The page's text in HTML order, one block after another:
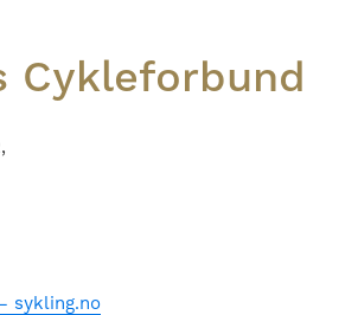
Cykleforbund
sykling.no